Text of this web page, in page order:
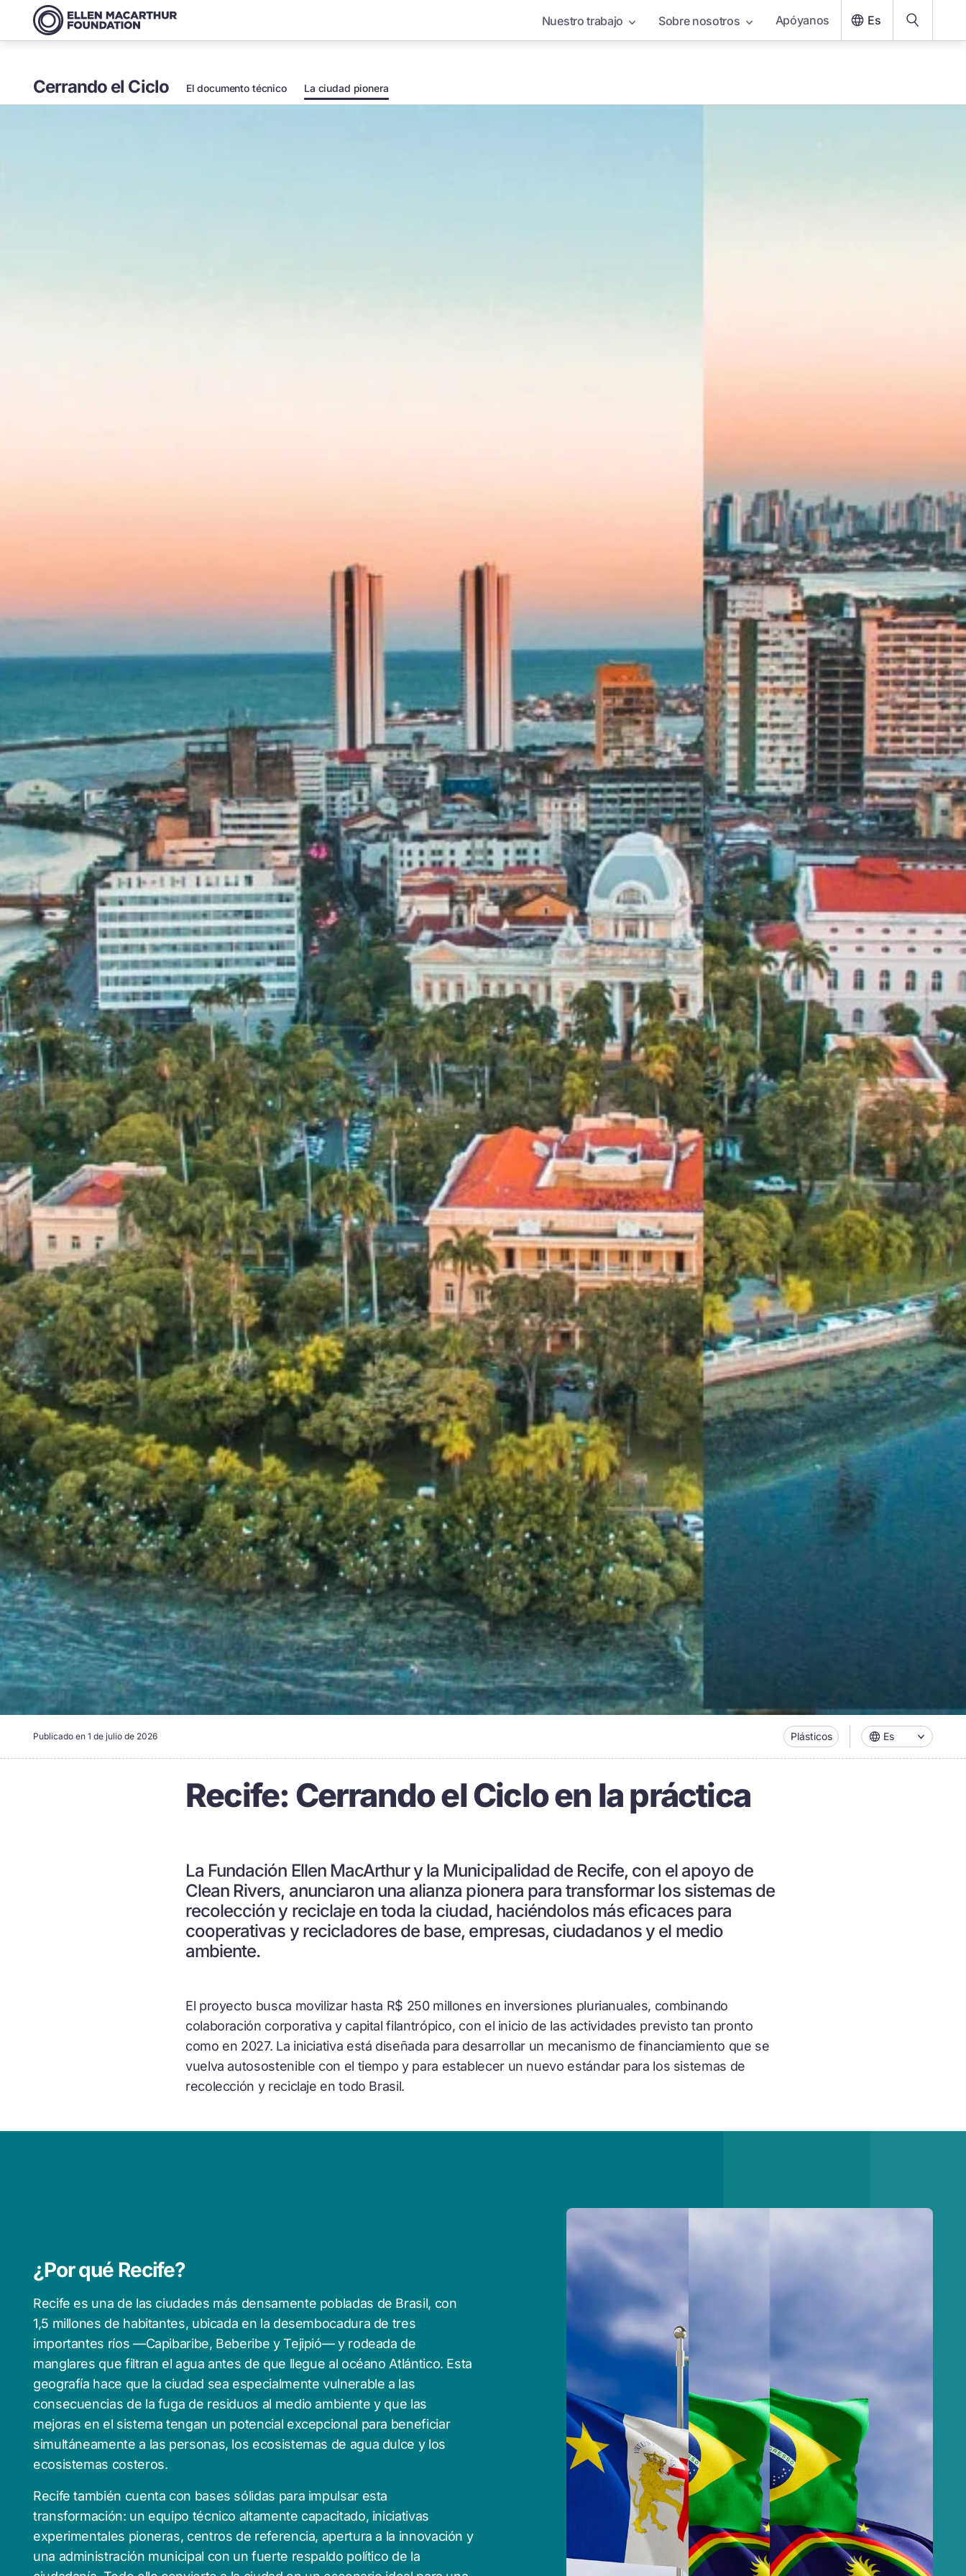
Nuestro trabajo Sobre nosotros Apóyanos Es
Cerrando el Ciclo El documento técnico La ciudad pionera
Publicado en 1 de julio de 2026 Plásticos Es
Recife: Cerrando el Ciclo en la práctica
La Fundación Ellen MacArthur y la Municipalidad de Recife, con el apoyo de
Clean Rivers, anunciaron una alianza pionera para transformar los sistemas de
recolección y reciclaje en toda la ciudad, haciéndolos más eficaces para
cooperativas y recicladores de base, empresas, ciudadanos y el medio
ambiente.
El proyecto busca movilizar hasta R$ 250 millones en inversiones plurianuales, combinando
colaboración corporativa y capital filantrópico, con el inicio de las actividades previsto tan pronto
como en 2027. La iniciativa está diseñada para desarrollar un mecanismo de financiamiento que se
vuelva autosostenible con el tiempo y para establecer un nuevo estándar para los sistemas de
recolección y reciclaje en todo Brasil.
¿Por qué Recife?
Recife es una de las ciudades más densamente pobladas de Brasil, con
1,5 millones de habitantes, ubicada en la desembocadura de tres
importantes ríos —Capibaribe, Beberibe y Tejipió— y rodeada de
manglares que filtran el agua antes de que llegue al océano Atlántico. Esta
geografía hace que la ciudad sea especialmente vulnerable a las
consecuencias de la fuga de residuos al medio ambiente y que las
mejoras en el sistema tengan un potencial excepcional para beneficiar
simultáneamente a las personas, los ecosistemas de agua dulce y los
ecosistemas costeros.
Recife también cuenta con bases sólidas para impulsar esta
transformación: un equipo técnico altamente capacitado, iniciativas
experimentales pioneras, centros de referencia, apertura a la innovación y
una administración municipal con un fuerte respaldo político de la